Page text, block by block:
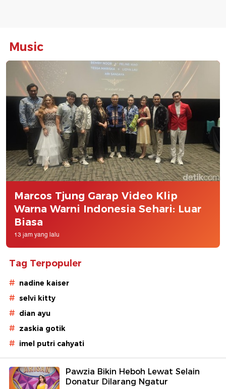
Music
Marcos Tjung Garap Video Klip
Warna Warni Indonesia Sehari: Luar
Biasa
13 jam yang lalu
Tag Terpopuler
# nadine kaiser
# selvi kitty
# dian ayu
# zaskia gotik
# imel putri cahyati
Pawzia Bikin Heboh Lewat Selain
Donatur Dilarang Ngatur